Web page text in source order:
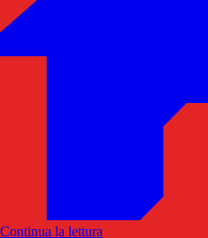
Continua la lettura